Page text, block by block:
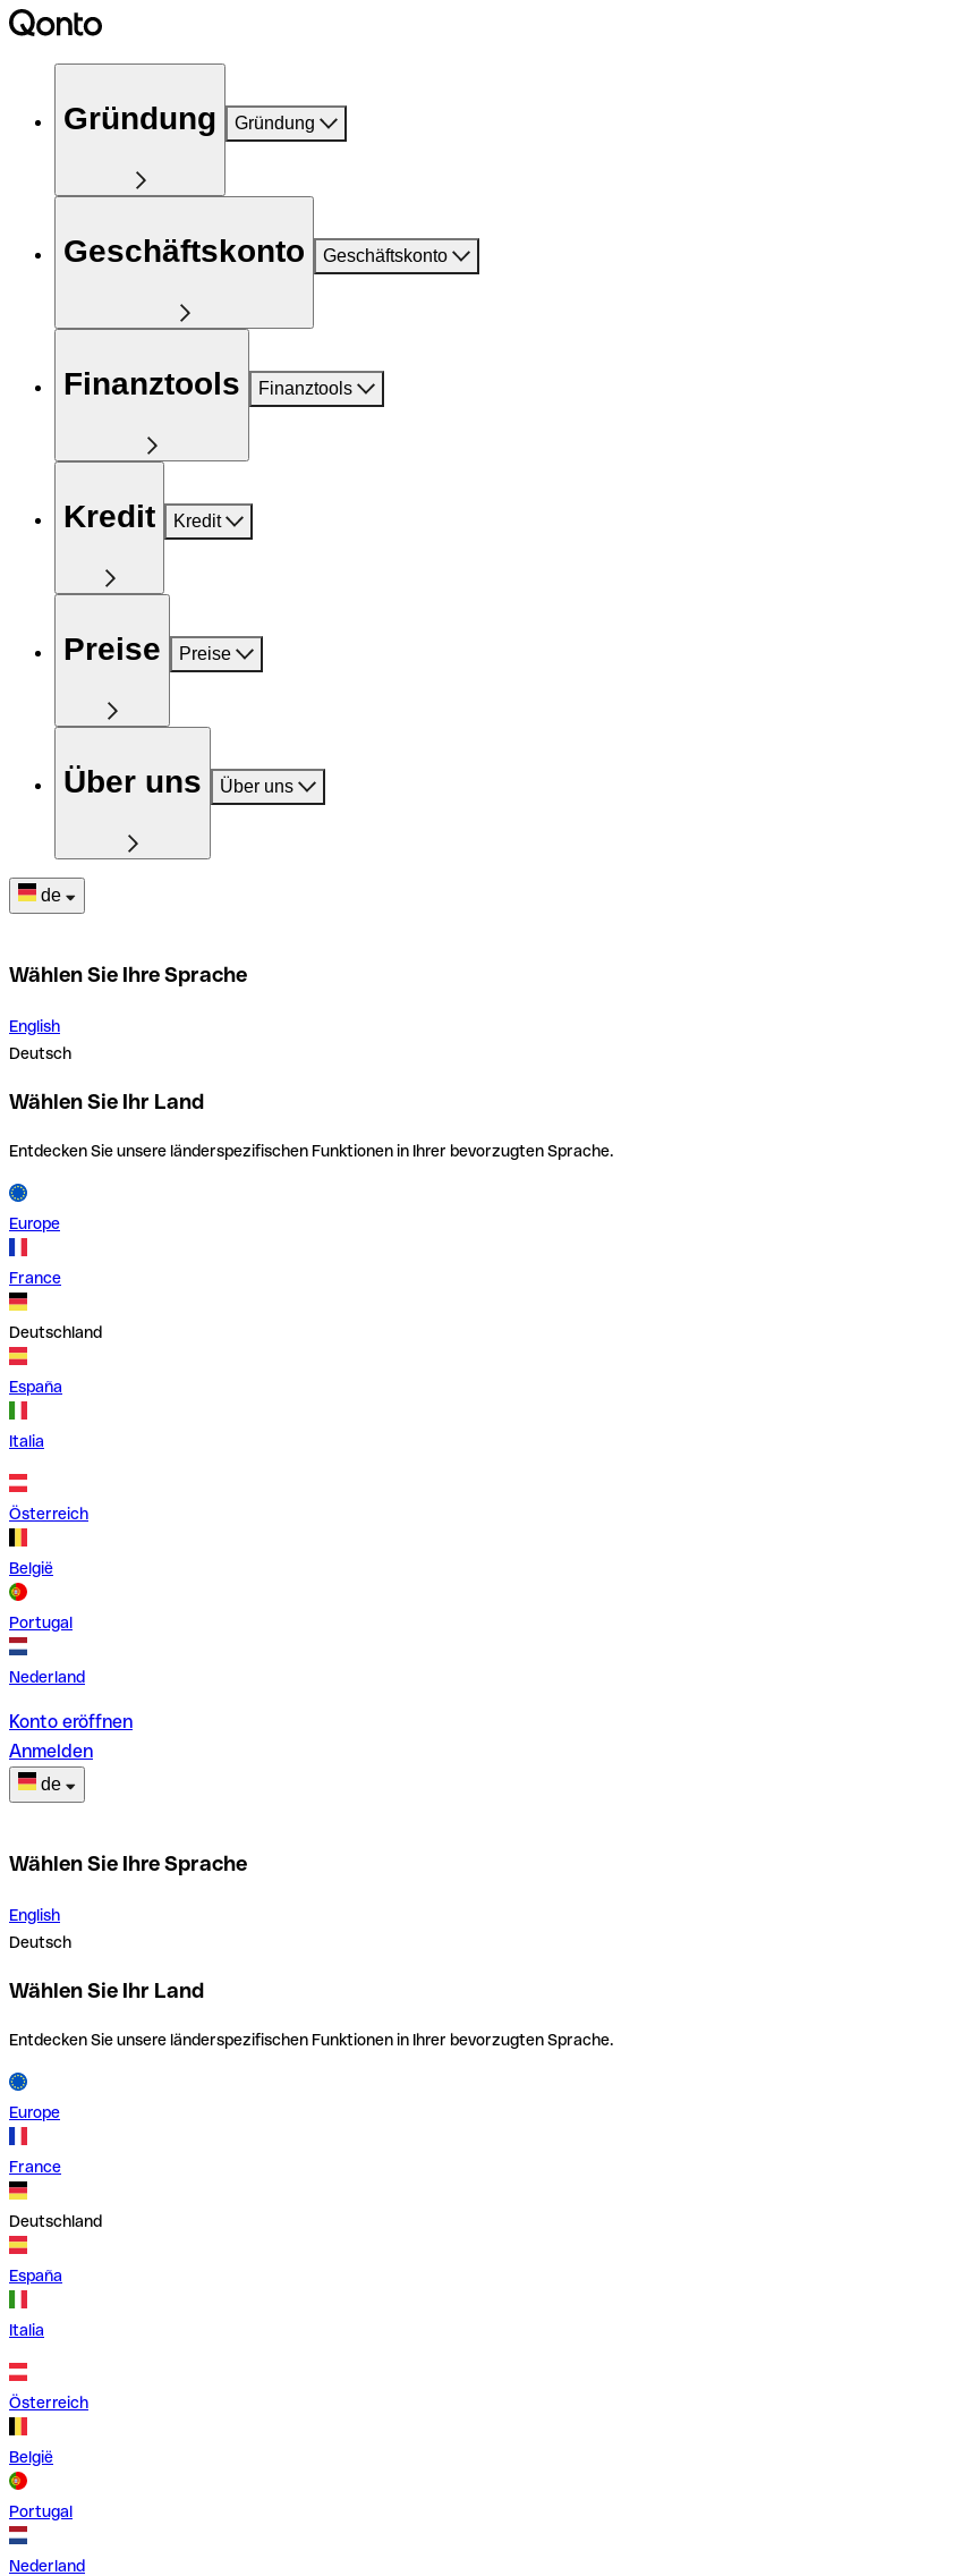
Gründung Gründung
Geschäftskonto Geschäftskonto
Finanztools Finanztools
Kredit Kredit
Preise Preise
Über uns Über uns
de
Wählen Sie Ihre Sprache
English
Deutsch
Wählen Sie Ihr Land
Entdecken Sie unsere länderspezifischen Funktionen in Ihrer bevorzugten Sprache.
Europe
France
Deutschland
España
Italia
Österreich
België
Portugal
Nederland
Konto eröffnen
Anmelden
de
Wählen Sie Ihre Sprache
English
Deutsch
Wählen Sie Ihr Land
Entdecken Sie unsere länderspezifischen Funktionen in Ihrer bevorzugten Sprache.
Europe
France
Deutschland
España
Italia
Österreich
België
Portugal
Nederland